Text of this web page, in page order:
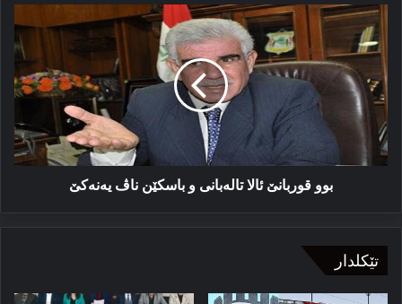
بوو
قوربانێ
ئالا
تالەبانی
و
باسكێن
ناڤ
یەنەكێ
بوو قوربانێ ئالا تالەبانی و باسكێن ناڤ یەنەكێ
تێکلدار